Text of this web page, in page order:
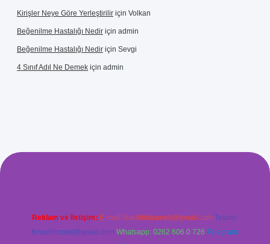
Kirişler Neye Göre Yerleştirilir için Volkan
Beğenilme Hastalığı Nedir için admin
Beğenilme Hastalığı Nedir için Sevgi
4 Sınıf Adıl Ne Demek için admin
Reklam ve İletişim: E-mail: backlinkpaneli@gmail.com Teams:
forumhizmeti@gmail.com Whatsapp: 0262 606 0 726 Telegram: